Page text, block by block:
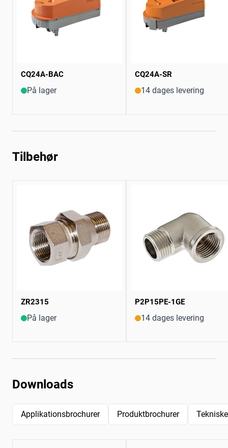
CQ24A-BAC
På lager
CQ24A-SR
14 dages levering
Tilbehør
ZR2315
På lager
P2P15PE-1GE
14 dages levering
Downloads
Applikationsbrochurer Produktbrochurer